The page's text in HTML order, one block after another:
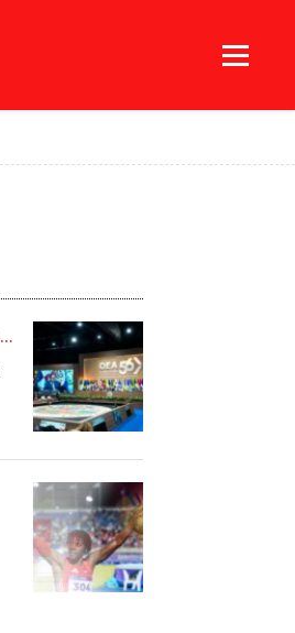
ORGANIZACIÓN DE ESTADOS AMERICANOS (OEA)